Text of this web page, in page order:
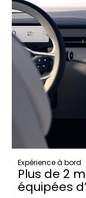
Expérience à bord
Plus de 2
équipées